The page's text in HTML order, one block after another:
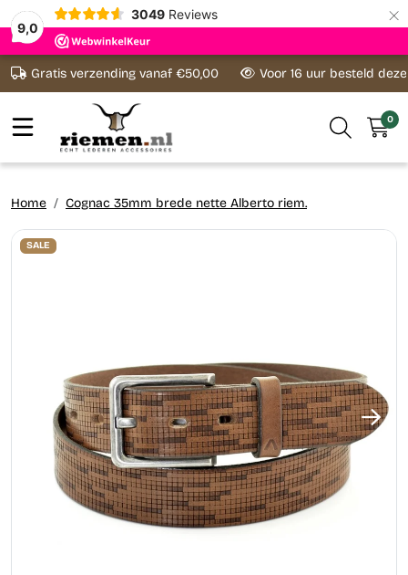
9,0
3049 Reviews ×
Ga naar content
Gratis verzending vanaf €50,00 Voor 16 uur besteld
0
Home Cognac 35mm brede nette Alberto riem.
SALE